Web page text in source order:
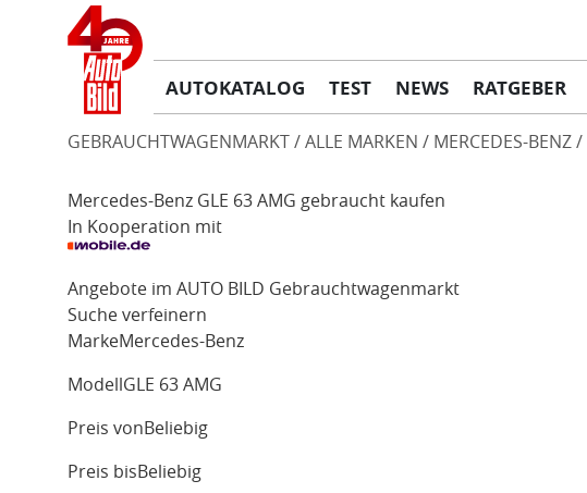
AUTOKATALOG TEST NEWS RATGEBER
GEBRAUCHTWAGENMARKT ALLE MARKEN MERCEDES-BENZ
Mercedes-Benz GLE 63 AMG gebraucht kaufen
In Kooperation mit
Angebote im AUTO BILD Gebrauchtwagenmarkt
Suche verfeinern
MarkeMercedes-Benz
Modell GLE 63 AMG
Preis von Beliebig
Preis bis Beliebig